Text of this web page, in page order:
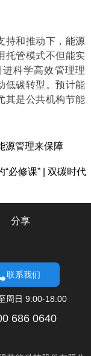
持和推动下，能源
托管模式不但能实
科学高效管理理
低碳转型。预计能
其是公共机构节能
源管理来保障
必修课” | 双碳时代
分享
联系我们
周日 9:00-18:00
686 0640